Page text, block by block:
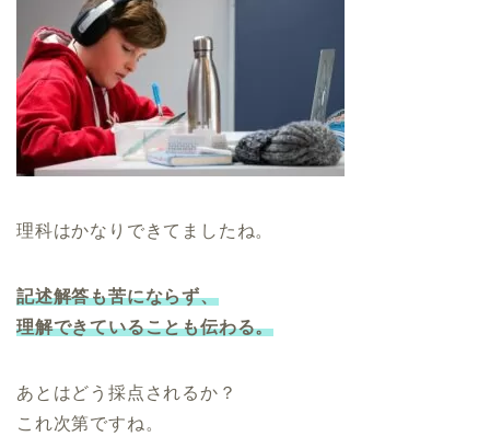
理科はかなりできてましたね。
記述解答も苦にならず、
理解できていることも伝わる。
あとはどう採点されるか？
これ次第ですね。